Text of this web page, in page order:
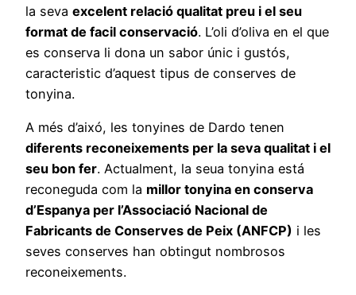
la seva excelent relació qualitat preu i el seu
format de facil conservació. L’oli d’oliva en el que
es conserva li dona un sabor únic i gustós,
caracteristic d’aquest tipus de conserves de
tonyina.
A més d’aixó, les tonyines de Dardo tenen
diferents reconeixements per la seva qualitat i el
seu bon fer. Actualment, la seua tonyina está
reconeguda com la millor tonyina en conserva
d’Espanya per l’Associació Nacional de
Fabricants de Conserves de Peix (ANFCP) i les
seves conserves han obtingut nombrosos
reconeixements.